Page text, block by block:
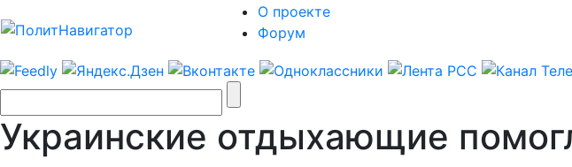
О проекте
Форум
Украинские отдыхающие